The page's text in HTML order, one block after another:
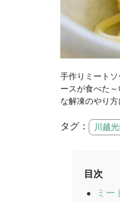
手作りミート
ースが食べた
な解凍のやり方
タグ： 川越
目次
ミー